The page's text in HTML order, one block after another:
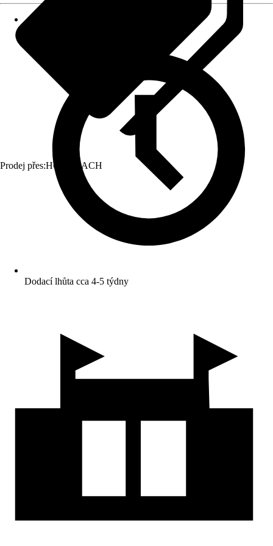
Prodej přes:HORNBACH
Dodací lhůta cca 4-5 týdny